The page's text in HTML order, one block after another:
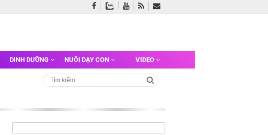
DINH DƯỠNG NUÔI DẠY CON VIDEO